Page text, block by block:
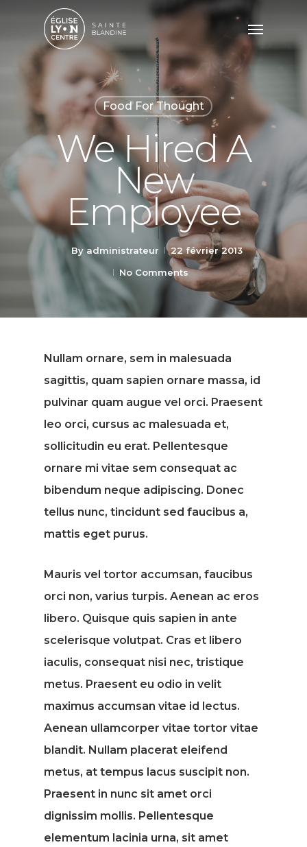
Food For Thought
We Hired A
New
Employee
Byadministrateur
22 février 2013
No Comments
Nullam ornare, sem in malesuada
sagittis, quam sapien ornare massa, id
pulvinar quam augue vel orci. Praesent
leo orci, cursus ac malesuada et,
sollicitudin eu erat. Pellentesque
ornare mi vitae sem consequat ac
bibendum neque adipiscing. Donec
tellus nunc, tincidunt sed faucibus a,
mattis eget purus.
Mauris vel tortor accumsan, faucibus
orci non, varius turpis. Aenean ac eros
libero. Quisque quis sapien in ante
scelerisque volutpat. Cras et libero
iaculis, consequat nisi nec, tristique
metus. Praesent eu odio in velit
maximus accumsan vitae id lectus.
Aenean ullamcorper vitae tortor vitae
blandit. Nullam placerat eleifend
metus, at tempus lacus suscipit non.
Praesent in nunc sit amet orci
dignissim mollis. Pellentesque
elementum lacinia urna, sit amet